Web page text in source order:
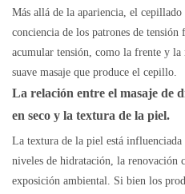
Más allá de la apariencia, el
conciencia de los patrones de tensión
acumular tensión, como la frente y la
suave masaje que produce el cepillo.
La relación entre el masaje de
en seco y la textura de la piel.
La textura de la piel está
niveles de hidratación, la renovación
exposición ambiental. Si bien los